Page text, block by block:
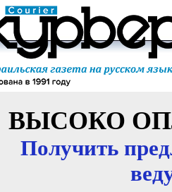
ВЫСОКО
Получить